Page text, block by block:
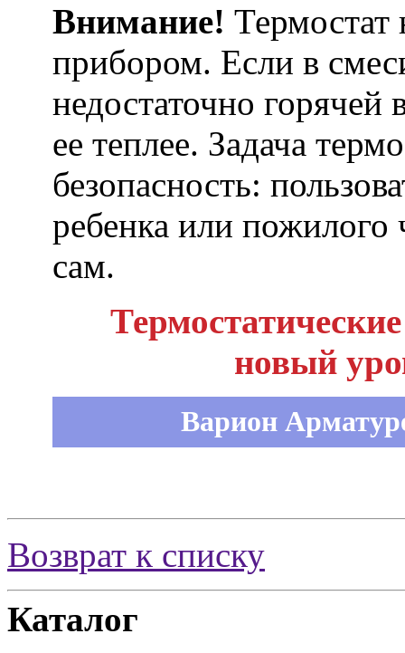
Внимание! Термостат
прибором. Если в
недостаточно горячей
ее теплее. Задача
безопасность:
ребенка или пожилого
сам.
новый
Варион
Возврат к списку
Каталог